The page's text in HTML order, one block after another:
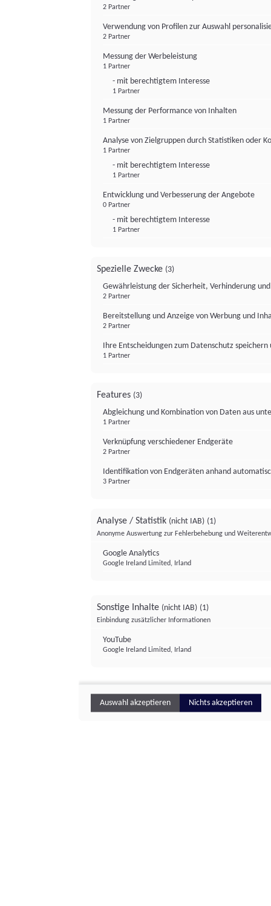
2 Partner
Verwendung von Profilen zur Auswahl
2 Partner
Messung der Werbeleistung
1 Partner
- mit berechtigtem Interesse
1 Partner
Messung der Performance von Inhalten
1 Partner
Analyse von Zielgruppen durch Statistiken oder
1 Partner
- mit berechtigtem Interesse
1 Partner
Entwicklung und Verbesserung der Angebote
0 Partner
- mit berechtigtem Interesse
1 Partner
Spezielle Zwecke (3)
Gewährleistung der Sicherheit, Verhinderung
2 Partner
Bereitstellung und Anzeige von Werbung und
2 Partner
Ihre Entscheidungen zum Datenschutz
1 Partner
Features (3)
Abgleichung und Kombination von Daten aus
1 Partner
Verknüpfung verschiedener Endgeräte
2 Partner
Identifikation von Endgeräten anhand
3 Partner
Analyse / Statistik (nicht IAB) (1)
Anonyme Auswertung zur Fehlerbehebung und
Google Analytics
Google Ireland Limited, Irland
Sonstige Inhalte (nicht IAB) (1)
Einbindung zusätzlicher Informationen
YouTube
Google Ireland Limited, Irland
Auswahl akzeptieren Nichts akzeptieren